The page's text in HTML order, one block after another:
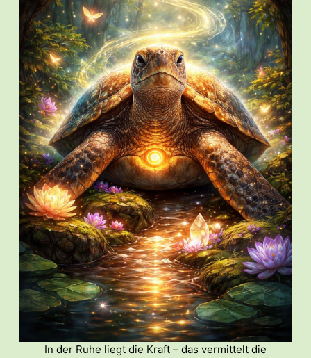
In der Ruhe liegt die Kraft – das vermittelt die